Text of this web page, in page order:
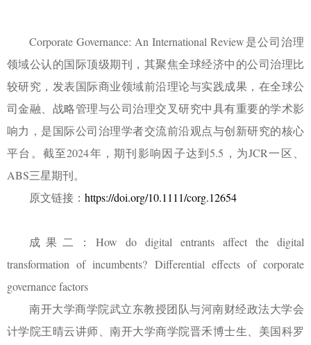
Corporate Governance: An International Review是公司治理
领域公认的国际顶级期刊，其聚焦全球经济中的公司治理比
较研究，发表国际商业领域前沿理论与实践成果，在全球公
司金融、战略管理与公司治理交叉研究中具有重要的学术影
响力，是国际公司治理学者交流前沿观点与创新研究的核心
平台。截至2024年，期刊影响因子达到5.5 ，为JCR一区、
ABS三星期刊。
原文链接： https://doi.org/10.1111/corg.12654
成果二： How do digital entrants affect the digital
transformation of incumbents? Differential effects of corporate
governance factors
南开大学商学院武立东教授团队与河南财经政法大学会
计学院王晴云讲师、南开大学商学院晋禾博士生、美国科罗